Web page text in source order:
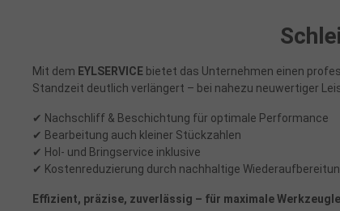
Mit dem EYLSERVICE bietet das Unternehmen einen
Standzeit deutlich verlängert – bei nahezu neuwertiger
✔ Nachschliff & Beschichtung für optimale Performance
✔ Bearbeitung auch kleiner Stückzahlen
✔ Hol- und Bringservice inklusive
✔ Kostenreduzierung durch nachhaltige
Effizient, präzise, zuverlässig – für maximale